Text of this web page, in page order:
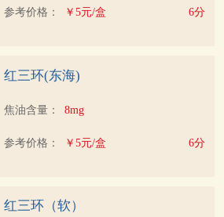
参考价格： ￥5元/盒 6分
红三环(东海)
焦油含量： 8mg
参考价格： ￥5元/盒 6分
红三环（软）